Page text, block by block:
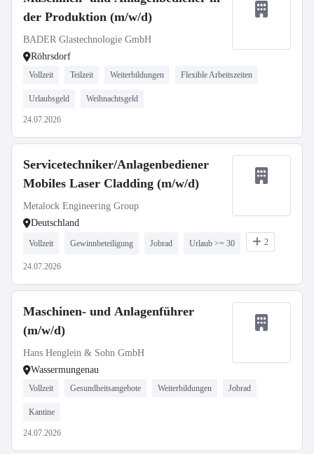
der Produktion (m/w/d)
BADER Glastechnologie GmbH
Röhrsdorf
Vollzeit Teilzeit Weiterbildungen Flexible Arbeitszeiten
Urlaubsgeld Weihnachtsgeld
24.07.2026
Servicetechniker/Anlagenbediener
Mobiles Laser Cladding (m/w/d)
Metalock Engineering Group
Deutschland
Vollzeit Gewinnbeteiligung Jobrad Urlaub >= 30 2
24.07.2026
Maschinen- und Anlagenführer
(m/w/d)
Hans Henglein & Sohn GmbH
Wassermungenau
Vollzeit Gesundheitsangebote Weiterbildungen Jobrad
Kantine
24.07.2026